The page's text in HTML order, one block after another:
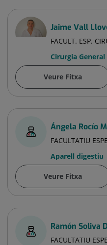
Jaime Vall
FACULT. ESP.
Cirurgia
Veure Fitxa
Ángela Rocío
FACULTATIU
Aparell digestiu
Veure Fitxa
Ramón Soliva
FACULTATIU